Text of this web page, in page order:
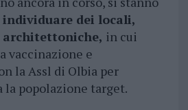
individuare dei locali,
in cui
vaccinazione e
la Assl di Olbia per
popolazione target.